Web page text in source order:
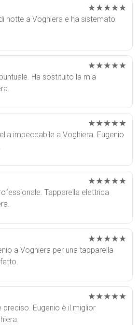
★★★★★
notte a Voghiera e ha sistemato
★★★★★
Ha sostituito la mia
★★★★★
impeccabile a Voghiera. Eugenio
★★★★★
Tapparella elettrica
★★★★★
a Voghiera per una tapparella
★★★★★
preciso. Eugenio è il miglior